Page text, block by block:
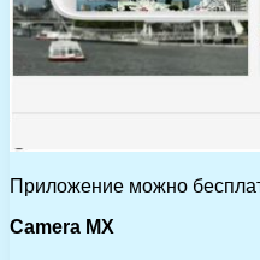
Приложение можно
Camera MX